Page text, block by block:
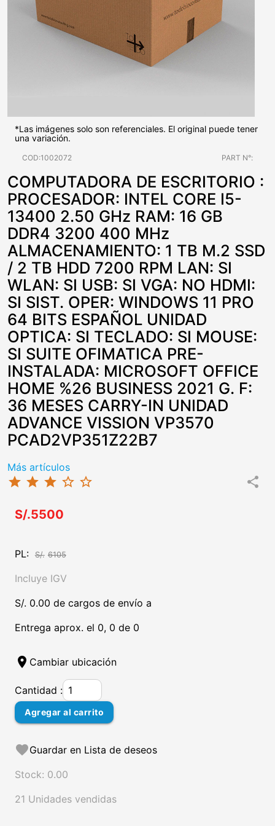
*Las imágenes solo son referenciales. El original puede tener
una variación.
COD:1002072 PART N°:
COMPUTADORA DE ESCRITORIO :
PROCESADOR: INTEL CORE I5-
13400 2.50 GHz RAM: 16 GB
DDR4 3200 400 MHz
ALMACENAMIENTO: 1 TB M.2 SSD
/ 2 TB HDD 7200 RPM LAN: SI
WLAN: SI USB: SI VGA: NO HDMI:
SI SIST. OPER: WINDOWS 11 PRO
64 BITS ESPAÑOL UNIDAD
OPTICA: SI TECLADO: SI MOUSE:
SI SUITE OFIMATICA PRE-
INSTALADA: MICROSOFT OFFICE
HOME %26 BUSINESS 2021 G. F:
36 MESES CARRY-IN UNIDAD
ADVANCE VISSION VP3570
PCAD2VP351Z22B7
Más artículos
star star star star_border star_border share
S/.5500
PL: S/. 6105
Incluye IGV
S/. 0.00 de cargos de envío a
Entrega aprox. el 0, 0 de 0
location_on Cambiar ubicación
Cantidad :
Agregar al carrito
favoriteGuardar en Lista de deseos
Stock: 0.00
21 Unidades vendidas